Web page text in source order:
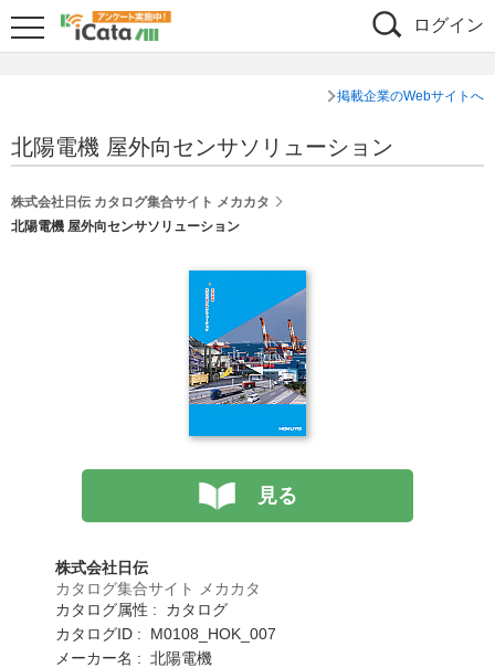
ログイン
掲載企業のWebサイトへ
北陽電機 屋外向センサソリューション
株式会社日伝 カタログ集合サイト メカカタ
北陽電機 屋外向センサソリューション
見る
株式会社日伝
カタログ集合サイト メカカタ
カタログ属性 : カタログ
カタログID : M0108_HOK_007
メーカー名 : 北陽電機